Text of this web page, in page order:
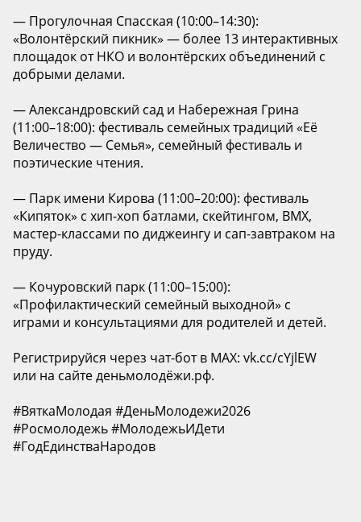
— Прогулочная Спасская (10:00–14:30):
«Волонтёрский пикник» — более 13 интерактивных
площадок от НКО и волонтёрских объединений с
добрыми делами.
— Александровский сад и Набережная Грина
(11:00–18:00): фестиваль семейных традиций «Её
Величество — Семья», семейный фестиваль и
поэтические чтения.
— Парк имени Кирова (11:00–20:00): фестиваль
«Кипяток» с хип-хоп батлами, скейтингом, BMX,
мастер-классами по диджеингу и сап-завтраком на
пруду.
— Кочуровский парк (11:00–15:00):
«Профилактический семейный выходной» с
играми и консультациями для родителей и детей.
Регистрируйся через чат-бот в МАХ: vk.cc/cYjlEW
или на сайте деньмолодёжи.рф.
#ВяткаМолодая #ДеньМолодежи2026
#Росмолодежь #МолодежьИДети
#ГодЕдинстваНародов